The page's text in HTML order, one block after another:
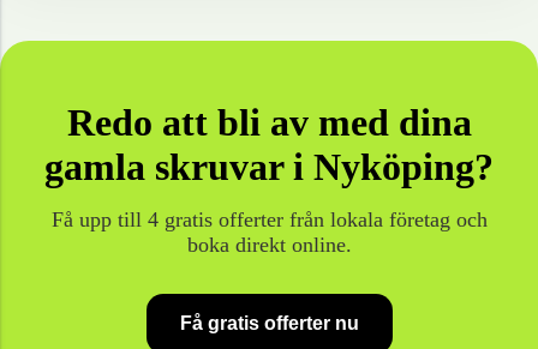
Redo att bli av med dina
gamla skruvari Nyköping?
Få upp till 4 gratis offerter från lokala företag och
boka direkt online.
Få gratis offerter nu